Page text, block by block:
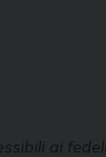
ai